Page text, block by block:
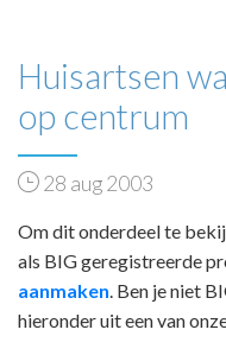
Huisartsen
op centrum
28 aug 2003
Om dit onderdeel te
als BIG geregistreerde
aanmaken . Ben je niet
hieronder uit een van